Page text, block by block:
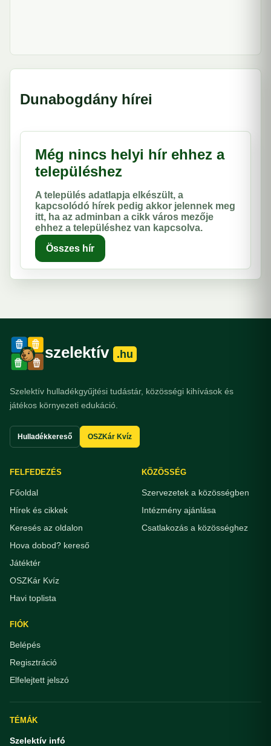
Dunabogdány hírei
Még nincs helyi hír ehhez a
településhez
A település adatlapja elkészült, a
kapcsolódó hírek pedig akkor jelennek meg
itt, ha az adminban a cikk város mezője
ehhez a településhez van kapcsolva.
Összes hír
szelektív .hu
Szelektív hulladékgyűjtési tudástár, közösségi kihívások és
játékos környezeti edukáció.
Hulladékkereső OSZKár Kvíz
FELFEDEZÉS
Főoldal
Hírek és cikkek
Keresés az oldalon
Hova dobod? kereső
Játéktér
OSZKár Kvíz
Havi toplista
KÖZÖSSÉG
Szervezetek a közösségben
Intézmény ajánlása
Csatlakozás a közösséghez
FIÓK
Belépés
Regisztráció
Elfelejtett jelszó
TÉMÁK
Szelektív infó